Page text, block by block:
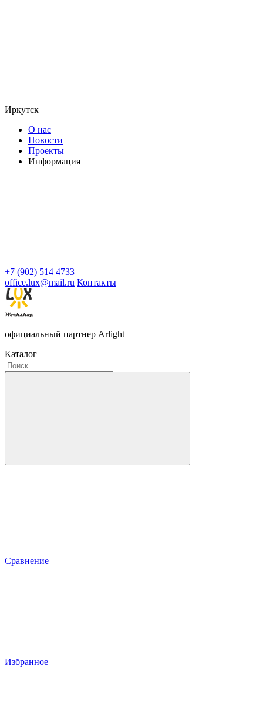
Иркутск
О нас
Новости
Проекты
Информация
+7 (902) 514 4733
office.lux@mail.ru Контакты
официальный партнер Arlight
Каталог
Сравнение
Избранное